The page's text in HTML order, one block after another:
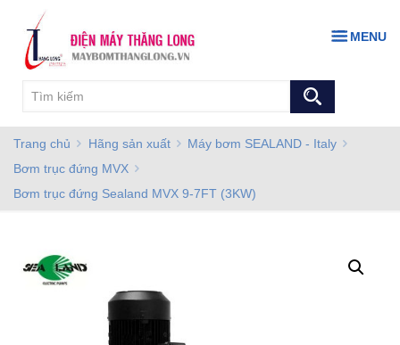
MENU
Trang chủ Hãng sản xuất
Máy bơm SEALAND - Italy
Bơm trục đứng MVX
Bơm trục đứng Sealand MVX 9-7FT (3KW)